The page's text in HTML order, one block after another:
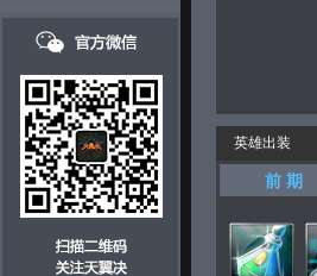
英雄出装
前 期